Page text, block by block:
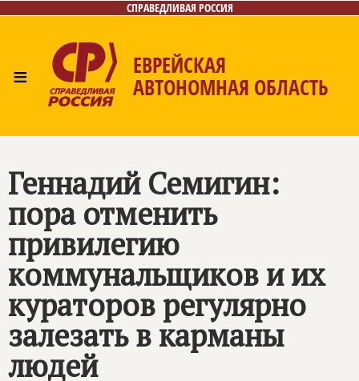
СПРАВЕДЛИВАЯ РОССИЯ
≡ ЕВРЕЙСКАЯ
АВТОНОМНАЯ ОБЛАСТЬ
Контакты
Геннадий Семигин:
пора отменить
привилегию
коммунальщиков и их
кураторов регулярно
залезать в карманы
людей